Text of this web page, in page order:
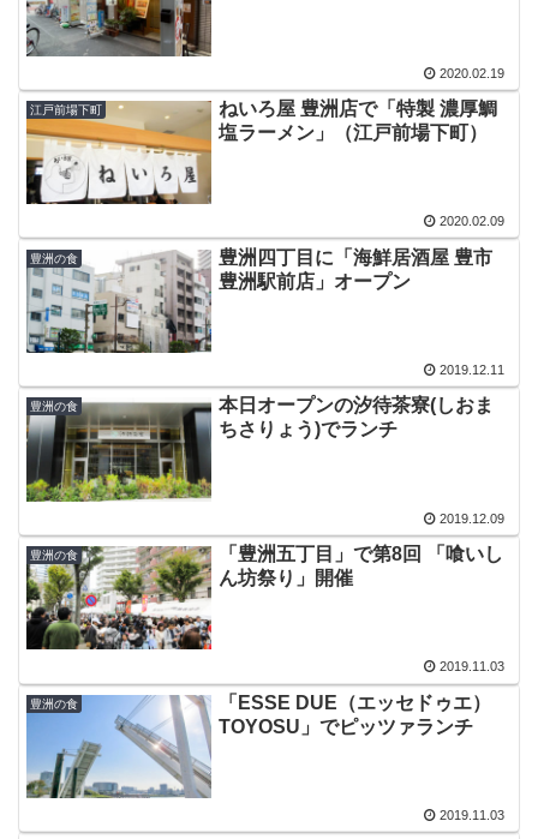
2020.02.19
江戸前場下町
ねいろ屋 豊洲店で「特製 濃厚鯛
塩ラーメン」（江戸前場下町）
2020.02.09
豊洲の食
豊洲四丁目に「海鮮居酒屋 豊市
豊洲駅前店」オープン
2019.12.11
豊洲の食
本日オープンの汐待茶寮(しおま
ちさりょう)でランチ
2019.12.09
豊洲の食
「豊洲五丁目」で第8回 「喰いし
ん坊祭り」開催
2019.11.03
豊洲の食
「ESSE DUE（エッセドゥエ）
TOYOSU」でピッツァランチ
2019.11.03